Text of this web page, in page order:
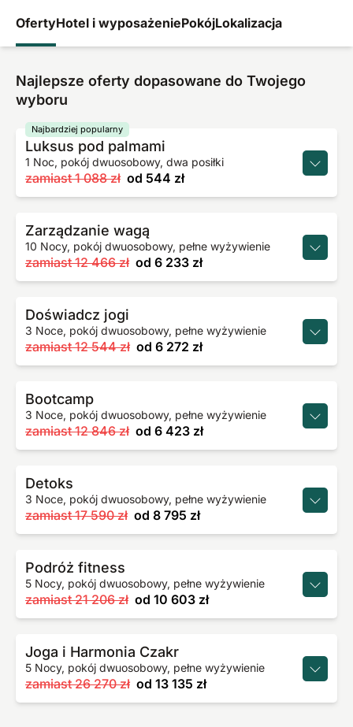
OfertyHotel i wyposażeniePokójLokalizacja
Najlepsze oferty dopasowane do Twojego
wyboru
Luksus pod palmami
1 Noc, pokój dwuosobowy, dwa posiłki
zamiast 1 088 zł od 544 zł
Najbardziej popularny
Zarządzanie wagą
10 Nocy, pokój dwuosobowy, pełne wyżywienie
zamiast 12 466 zł od 6 233 zł
Doświadcz jogi
3 Noce, pokój dwuosobowy, pełne wyżywienie
zamiast 12 544 zł od 6 272 zł
Bootcamp
3 Noce, pokój dwuosobowy, pełne wyżywienie
zamiast 12 846 zł od 6 423 zł
Detoks
3 Noce, pokój dwuosobowy, pełne wyżywienie
zamiast 17 590 zł od 8 795 zł
Podróż fitness
5 Nocy, pokój dwuosobowy, pełne wyżywienie
zamiast 21 206 zł od 10 603 zł
Joga i Harmonia Czakr
5 Nocy, pokój dwuosobowy, pełne wyżywienie
zamiast 26 270 zł od 13 135 zł